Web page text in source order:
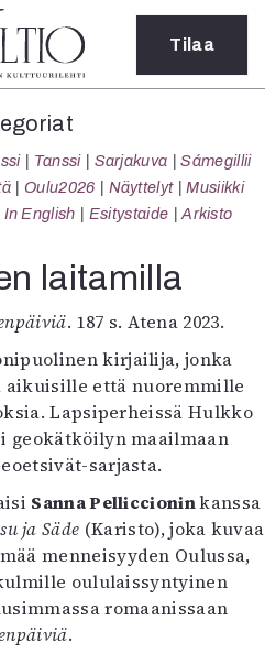
Tilaa
Tanssi Sarjakuva
Sámegillii
Oulu2026 Näyttelyt
Musiikki
In English Esitystaide Arkisto
laitamilla
. 187 s. Atena 2023.
kirjailija, jonka
aikuisille että nuoremmille
Lapsiperheissä Hulkko
geokätköilyn maailmaan
sarjasta.
Sanna Pelliccioninkanssa
ja Säde (Karisto), joka kuvaa
menneisyyden Oulussa,
oululaissyntyinen
romaanissaan
.